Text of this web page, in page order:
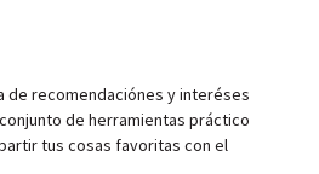
de recomendaciónes y interéses
de herramientas práctico
tus cosas favoritas con el